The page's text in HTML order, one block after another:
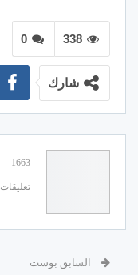
0 338
شارك
1663 المشاركات
تعليقات
السابق بوست